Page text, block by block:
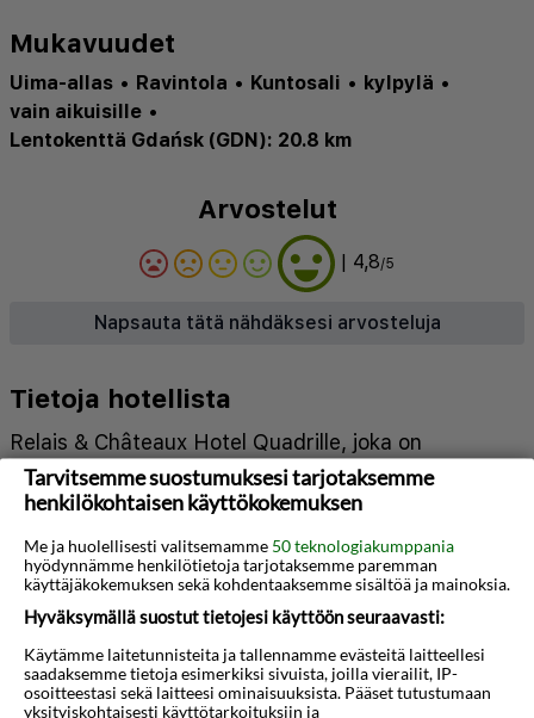
Mukavuudet
Uima-allas • Ravintola • Kuntosali • kylpylä •
vain aikuisille •
Lentokenttä Gdańsk (GDN): 20.8 km
Arvostelut
| 4,8/5
Napsauta tätä nähdäksesi arvosteluja
Tietoja hotellista
Relais & Châteaux Hotel Quadrille, joka on
arvostettu Relais & Châteaux -yhdistyksen jäsen,
tarjoaa eksklusiivista majoitusta yli 16-vuotiaille
aikuisille. Hotelli sijaitsee historiallisessa 1700-
luvun rakennuksessa Gdynian puistossa, ja siinä
on huoneita ja huoneistoja, joissa on ilmainen WiFi,
taulutelevisio, ilmastointi ja tilavat omat
kylpyhuoneet. Vieraat voivat nauttia sisäuima-
Tarvitsemme suostumuksesi tarjotaksemme
henkilökohtaisen käyttökokemuksen
Me ja huolellisesti valitsemamme 50 teknologiakumppania
hyödynnämme henkilötietoja tarjotaksemme paremman
käyttäjäkokemuksen sekä kohdentaaksemme sisältöä ja mainoksia.
Hyväksymällä suostut tietojesi käyttöön seuraavasti:
Käytämme laitetunnisteita ja tallennamme evästeitä laitteellesi
saadaksemme tietoja esimerkiksi sivuista, joilla vierailit, IP-
osoitteestasi sekä laitteesi ominaisuuksista. Pääset tutustumaan
yksityiskohtaisesti käyttötarkoituksiin ja